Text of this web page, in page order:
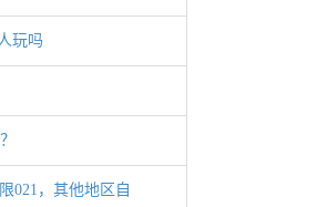
玩吗
021，其他地区自